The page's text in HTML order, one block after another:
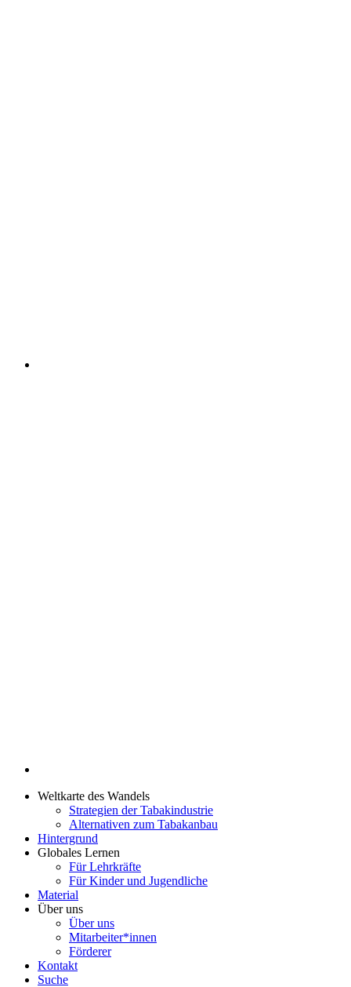
Weltkarte des Wandels
Strategien der Tabakindustrie
Alternativen zum Tabakanbau
Hintergrund
Globales Lernen
Für Lehrkräfte
Für Kinder und Jugendliche
Material
Über uns
Über uns
Mitarbeiter*innen
Förderer
Kontakt
Suche